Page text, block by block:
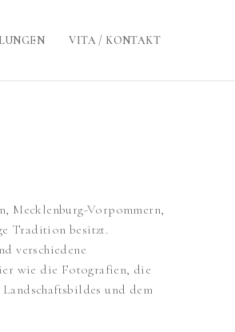
VITA / KONTAKT
Mecklenburg-Vorpommern,
Tradition besitzt.
verschiedene
wie die Fotografien, die
und dem